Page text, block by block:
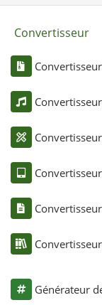
Convertisseur
Générateur